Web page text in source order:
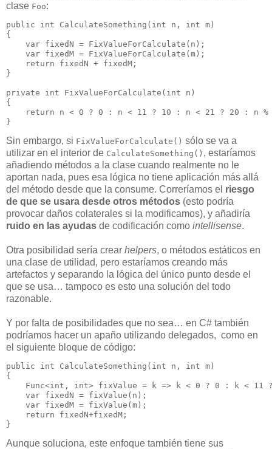
clase Foo:
public int CalculateSomething(int n, int m)
{
    var fixedN = FixValueForCalculate(n);
    var fixedM = FixValueForCalculate(m);
    return fixedN + fixedM;
}
private int FixValueForCalculate(int n)
{
return n < 0 ? 0 : n < 11 ? 10 : n < 21 ? 20 : n %
}
Sin embargo, si FixValueForCalculate() sólo se va a
utilizar en el interior de CalculateSomething() , estaríamos
añadiendo métodos a la clase cuando realmente no le
aportan nada, pues esa lógica no tiene aplicación más allá
del método desde que la consume. Correríamos el riesgo
de que se usara desde otros métodos (esto podría
provocar daños colaterales si la modificamos), y añadiría
ruido en las ayudas de codificación como intellisense.
Otra posibilidad sería crear helpers, o métodos estáticos en
una clase de utilidad, pero estaríamos creando más
artefactos y separando la lógica del único punto desde el
que se usa… tampoco es esto una solución del todo
razonable.
Y por falta de posibilidades que no sea… en C# también
podríamos hacer un apaño utilizando delegados, como en
el siguiente bloque de código:
public int CalculateSomething(int n, int m)
{
Func<int, int> fixValue = k => k < 0 ? 0 : k < 11
    var fixedN = fixValue(n);
    var fixedM = fixValue(m);
    return fixedN+fixedM;
}
Aunque soluciona, este enfoque también tiene sus